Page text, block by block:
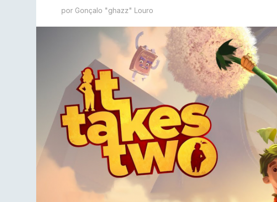
por Gonçalo "ghazz" Louro